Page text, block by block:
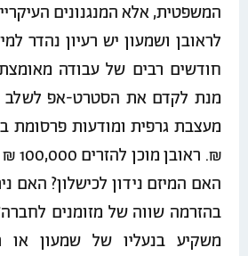
המשפטית, אלא המנגנונים
לראובן ושמעון יש רעיון נהדר
חודשים רבים של עבודה
מנת לקדם את הסטרט-אפ לשלב
₪.
האם המיזם נידון לכישלון? האם
בהזרמה שווה של מזומנים
משקיע בנעליו של שמעון או